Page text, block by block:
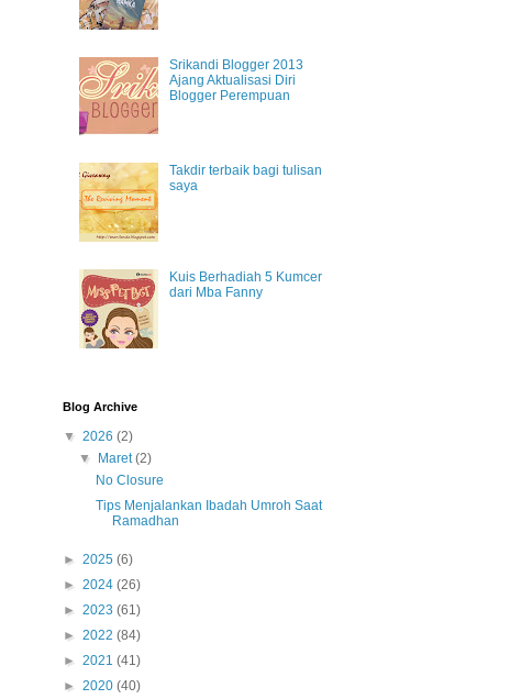
Srikandi Blogger 2013
Ajang Aktualisasi Diri
Blogger Perempuan
Takdir terbaik bagi tulisan
saya
Kuis Berhadiah 5 Kumcer
dari Mba Fanny
Blog Archive
▼ 2026 (2)
▼ Maret(2)
No Closure
Tips Menjalankan Ibadah Umroh Saat
Ramadhan
► 2025 (6)
► 2024 (26)
► 2023 (61)
► 2022 (84)
► 2021 (41)
► 2020 (40)